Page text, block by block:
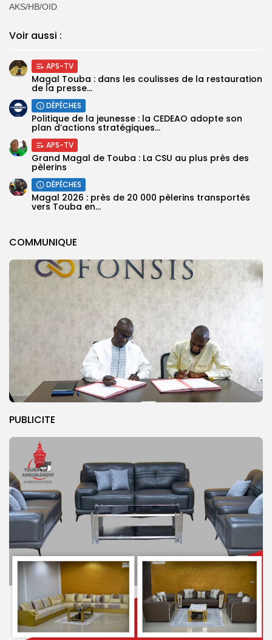
COMMUNIQUE
PUBLICITE
AKS/HB/OID
Voir aussi :
APS-TV
Magal Touba : dans les coulisses de la restauration
de la presse...
DÉPÊCHES
Politique de la jeunesse : la CEDEAO adopte son
plan d’actions stratégiques...
APS-TV
Grand Magal de Touba : La CSU au plus près des
pèlerins
DÉPÊCHES
Magal 2026 : près de 20 000 pèlerins transportés
vers Touba en...